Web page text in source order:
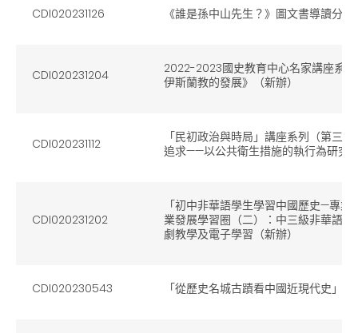
CDI020231126 《誰是孫中山先生？》圖文書導讀分
CDI020231204
2022-2023國史教育中心名家講座系
伊斯蘭教的發展》（新辦）
CDI020231112
「民初政治與時局」講座系列（第三
追求——以公共衛生措施的執行為研究
CDI020231202
「初中非華語學生學習中國歷史—專
業發展學習圈（二）：中三級非華語
劇教學及電子學習（新辦）
CDI020230543 「從歷史名城古蹟看中國近現代史」